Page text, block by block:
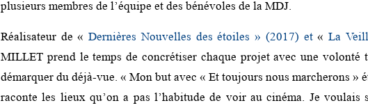
plusieurs membres de l’équipe et des bénévoles de la MDJ.
Réalisateur de «Dernières Nouvelles des étoiles » (2017) et«La
MILLET prend le temps de concrétiser chaque projet avec une volonté
démarquer du déjà-vue. « Mon but avec « Et toujours nous marcherons »
raconte les lieux qu’on a pas l’habitude de voir au cinéma. Je voulais